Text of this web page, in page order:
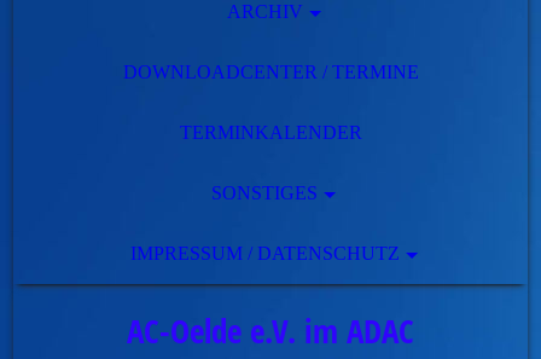
ARCHIV
DOWNLOADCENTER / TERMINE
TERMINKALENDER
SONSTIGES
IMPRESSUM / DATENSCHUTZ
AC-Oelde e.V. im ADAC